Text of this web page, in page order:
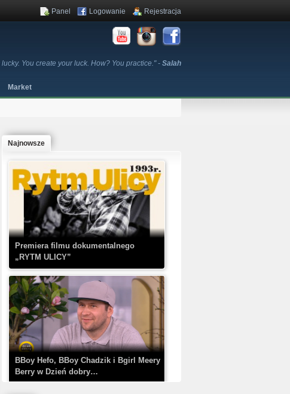
You create your luck. How? You practice." - Salah
Panel Logowanie Rejestracja
Market
Najnowsze
Premiera filmu dokumentalnego
„RYTM ULICY”
BBoy Hefo, BBoy Chadzik i Bgirl Meery
Berry w Dzień dobry…